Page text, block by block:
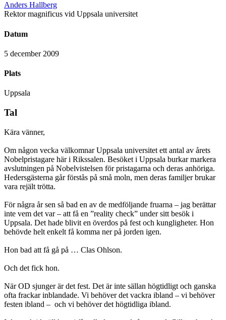
Anders Hallberg
Rektor magnificus vid Uppsala universitet
Datum
5 december 2009
Plats
Uppsala
Tal
Kära vänner,
Om någon vecka välkomnar Uppsala universitet ett antal av årets
Nobelpristagare här i Rikssalen. Besöket i Uppsala burkar markera
avslutningen på Nobelvistelsen för pristagarna och deras anhöriga.
Hedersgästerna går förstås på små moln, men deras familjer brukar
vara rejält trötta.
För några år sen så bad en av de medföljande fruarna – jag berättar
inte vem det var – att få en ”reality check” under sitt besök i
Uppsala. Det hade blivit en överdos på fest och kungligheter. Hon
behövde helt enkelt få komma ner på jorden igen.
Hon bad att få gå på … Clas Ohlson.
Och det fick hon.
När OD sjunger är det fest. Det är inte sällan högtidligt och ganska
ofta frackar inblandade. Vi behöver det vackra ibland – vi behöver
festen ibland – och vi behöver det högtidliga ibland.